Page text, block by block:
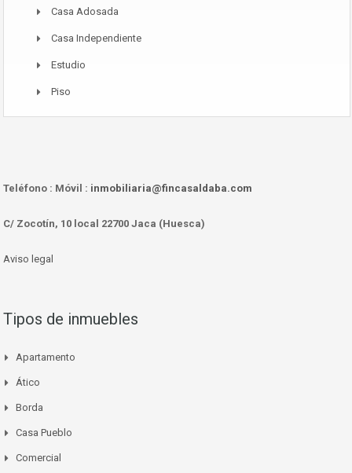
Casa Adosada
Casa Independiente
Estudio
Piso
Teléfono : Móvil : inmobiliaria@fincasaldaba.com
C/ Zocotín, 10 local 22700 Jaca (Huesca)
Aviso legal
Tipos de inmuebles
Apartamento
Ático
Borda
Casa Pueblo
Comercial